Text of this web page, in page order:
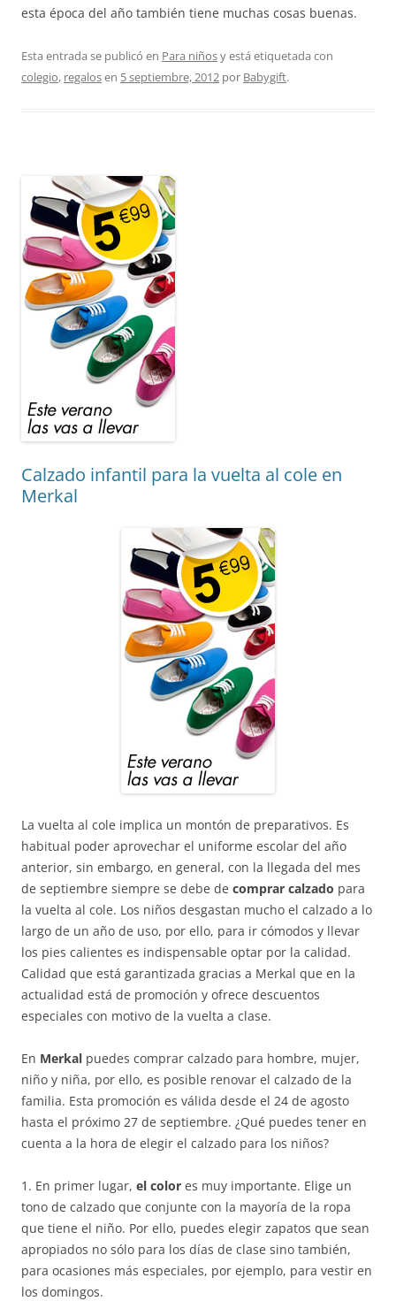
esta época del año también tiene muchas cosas buenas.
Esta entrada se publicó en Para niñosy está etiquetada con
colegio, regalosen 5 septiembre, 2012 por Babygift.
Calzado infantil para la vuelta al cole en
Merkal
La vuelta al cole implica un montón de preparativos. Es
habitual poder aprovechar el uniforme escolar del año
anterior, sin embargo, en general, con la llegada del mes
de septiembre siempre se debe de comprar calzado para
la vuelta al cole. Los niños desgastan mucho el calzado a lo
largo de un año de uso, por ello, para ir cómodos y llevar
los pies calientes es indispensable optar por la calidad.
Calidad que está garantizada gracias a Merkal que en la
actualidad está de promoción y ofrece descuentos
especiales con motivo de la vuelta a clase.
En Merkal puedes comprar calzado para hombre, mujer,
niño y niña, por ello, es posible renovar el calzado de la
familia. Esta promoción es válida desde el 24 de agosto
hasta el próximo 27 de septiembre. ¿Qué puedes tener en
cuenta a la hora de elegir el calzado para los niños?
1. En primer lugar, el color es muy importante. Elige un
tono de calzado que conjunte con la mayoría de la ropa
que tiene el niño. Por ello, puedes elegir zapatos que sean
apropiados no sólo para los días de clase sino también,
para ocasiones más especiales, por ejemplo, para vestir en
los domingos.